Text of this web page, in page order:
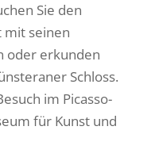
Sie den
mit seinen
oder erkunden
Schloss.
im Picasso-
für Kunst und